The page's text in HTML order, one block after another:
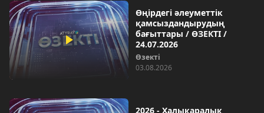
Өңірдегі әлеуметтік
қамсыздандырудың
бағыттары / ӨЗЕКТІ /
24.07.2026
Өзекті
03.08.2026
2026 - Халықаралық